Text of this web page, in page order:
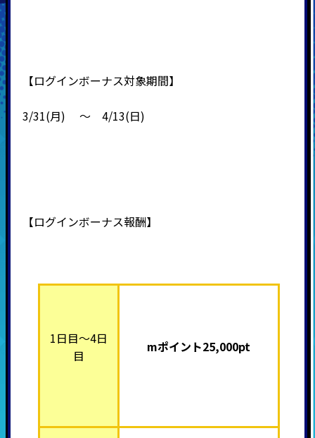
【ログインボーナス対象期間】
3/31(月) ～ 4/13(日)
【ログインボーナス報酬】
1日目～4日
目
mポイント25,000pt